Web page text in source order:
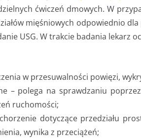
ćwiczeń dmowych. W
mięśniowych odpowiednio
USG. W trakcie badania lekarz
w przesuwalności powięzi,
– polega na sprawdzaniu
ruchomości;
dotyczące przedziału
wynika z przeciążeń;